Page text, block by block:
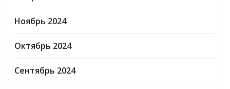
Ноябрь 2024
Октябрь 2024
Сентябрь 2024